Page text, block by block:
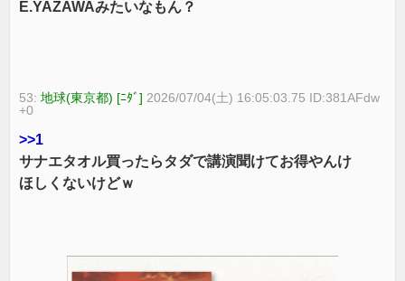
E.YAZAWAみたいなもん？
53:地球(東京都) [ﾆﾀﾞ] 2026/07/04(土) 16:05:03.75 ID:381AFdw
+0
>>1
サナエタオル買ったらタダで講演聞けてお得やんけ
ほしくないけどｗ